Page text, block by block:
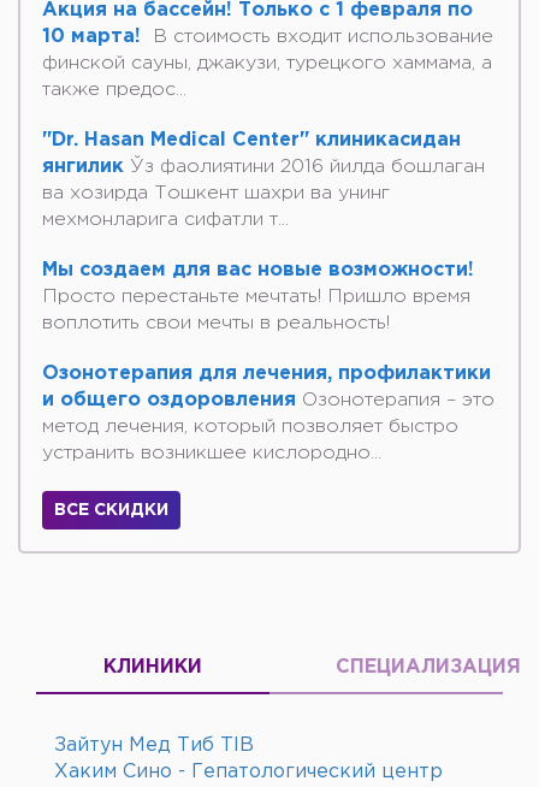
Акция на бассейн! Только с 1 февраля по
10 марта!
В стоимость входит использование
финской сауны, джакузи, турецкого хаммама, а
также предос...
"Dr. Hasan Medical Center" клиникасидан
янгилик Ўз фаолиятини 2016 йилда бошлаган
ва хозирда Тошкент шахри ва унинг
мехмонларига сифатли т...
Мы создаем для вас новые возможности!
Просто перестаньте мечтать! Пришло время
воплотить свои мечты в реальность!
Озонотерапия для лечения, профилактики
и общего оздоровления Озонотерапия – это
метод лечения, который позволяет быстро
устранить возникшее кислородно...
ВСЕ СКИДКИ
КЛИНИКИ СПЕЦИАЛИЗАЦИЯ
Зайтун Мед Тиб TIB
Хаким Сино - Гепатологический центр